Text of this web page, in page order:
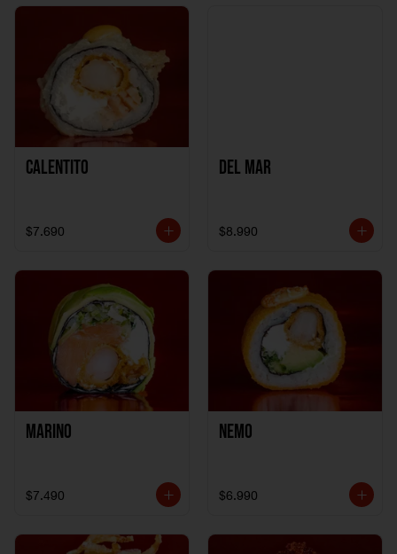
Calentito
$7.690
Del Mar
$8.990
Marino
$7.490
Nemo
$6.990